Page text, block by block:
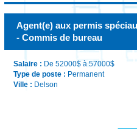
Agent(e) aux permis
- Commis de bureau
Salaire : De 52000$ à 57000$
Type de poste : Permanent
Ville : Delson